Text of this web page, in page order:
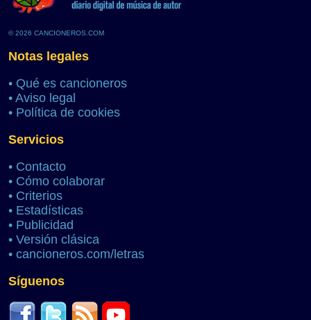
© 2026 CANCIONEROS.COM
Notas legales
• Qué es cancioneros
• Aviso legal
• Política de cookies
Servicios
• Contacto
• Cómo colaborar
• Criterios
• Estadísticas
• Publicidad
• Versión clásica
• cancioneros.com/letras
Síguenos